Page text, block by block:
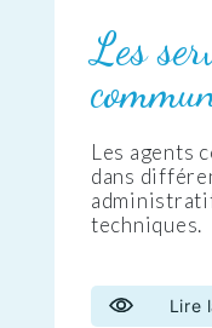
Les
Les agents
dans
techniques.
Lire